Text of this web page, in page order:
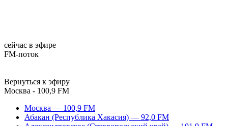
сейчас в эфире
FM-поток
Вернуться к эфиру
Москва - 100,9 FM
Москва — 100,9 FM
Абакан (Республика Хакасия) — 92,0 FM